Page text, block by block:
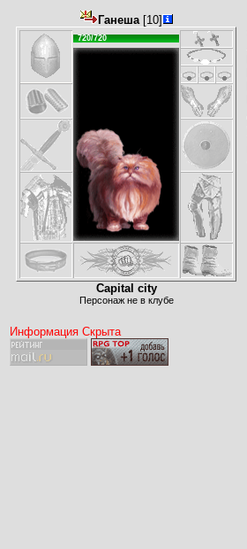
Ганеша[10]
720/720
Capital city
Персонаж не в клубе
Информация Скрыта